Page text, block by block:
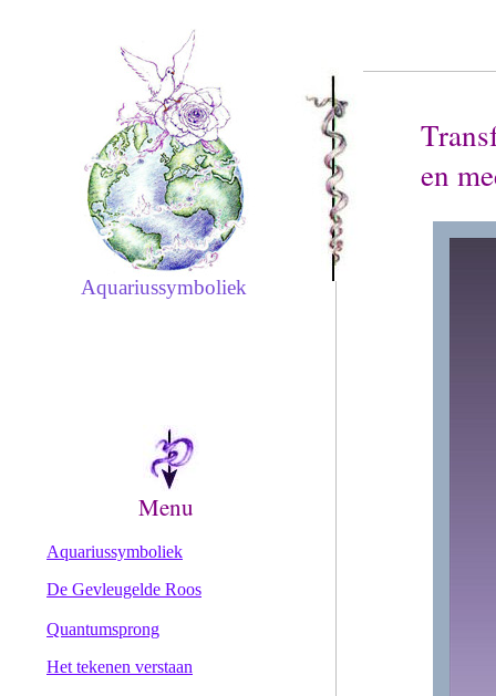
Aquariussymboliek
Menu
Aquariussymboliek
De Gevleugelde Roos
Het tekenen verstaan
Quantumsprong
en